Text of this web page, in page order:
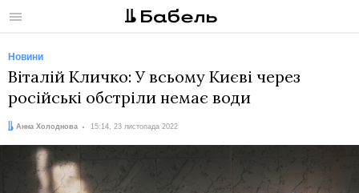
Меню
Новини
Віталій Кличко: У всьому Києві через
російські обстріли немає води
Автор:
Анна Холоднова
Дата: 15:14, 23 листопада 2022